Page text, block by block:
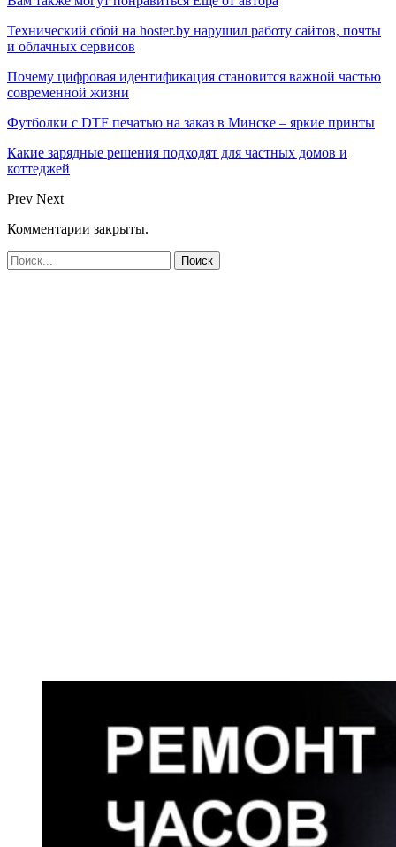
Технический сбой на hoster.by нарушил работу сайтов, почты
и облачных сервисов
Почему цифровая идентификация становится важной частью
современной жизни
Футболки с DTF печатью на заказ в Минске – яркие принты
Какие зарядные решения подходят для частных домов и
коттеджей
Prev Next
Комментарии закрыты.